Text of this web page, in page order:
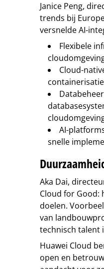
Janice Peng,
trends bij
versnelde AI-
Flexibele
Cloud-
AI-
snelle
Aka Dai,
Cloud for Good:
doelen.
van
technisch talent
Huawei Cloud
open en